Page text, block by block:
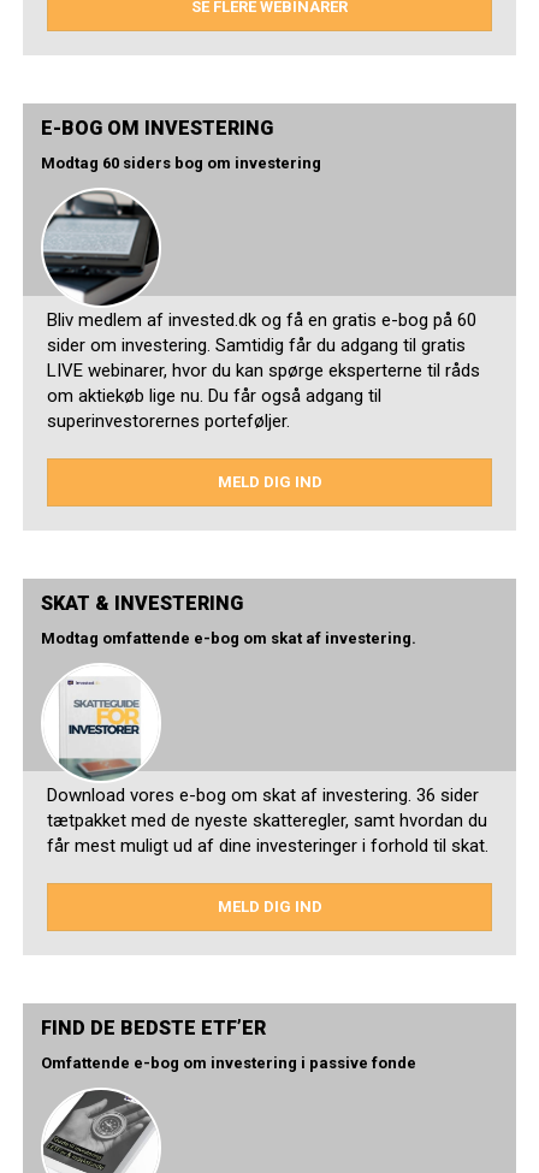
SE FLERE WEBINARER
E-BOG OM INVESTERING
Modtag 60 siders bog om investering
Bliv medlem af invested.dk og få en gratis e-bog på 60
sider om investering. Samtidig får du adgang til gratis
LIVE webinarer, hvor du kan spørge eksperterne til råds
om aktiekøb lige nu. Du får også adgang til
superinvestorernes porteføljer.
MELD DIG IND
SKAT & INVESTERING
Modtag omfattende e-bog om skat af investering.
Download vores e-bog om skat af investering. 36 sider
tætpakket med de nyeste skatteregler, samt hvordan du
får mest muligt ud af dine investeringer i forhold til skat.
MELD DIG IND
FIND DE BEDSTE ETF’ER
Omfattende e-bog om investering i passive fonde